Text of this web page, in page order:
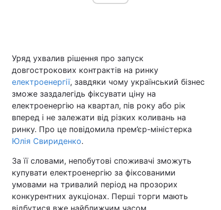
Уряд ухвалив рішення про запуск
довгострокових контрактів на ринку
електроенергії, завдяки чому український бізнес
зможе заздалегідь фіксувати ціну на
електроенергію на квартал, пів року або рік
вперед і не залежати від різких коливань на
ринку. Про це повідомила прем’єр-міністерка
Юлія Свириденко.
За її словами, непобутові споживачі зможуть
купувати електроенергію за фіксованими
умовами на тривалий період на прозорих
конкурентних аукціонах. Перші торги мають
відбутися вже найближчим часом.